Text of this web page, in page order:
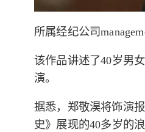
所属经纪公司
该作品讲述了40岁男
演。
据悉，郑敬淏将饰演
史》展现的40多岁的